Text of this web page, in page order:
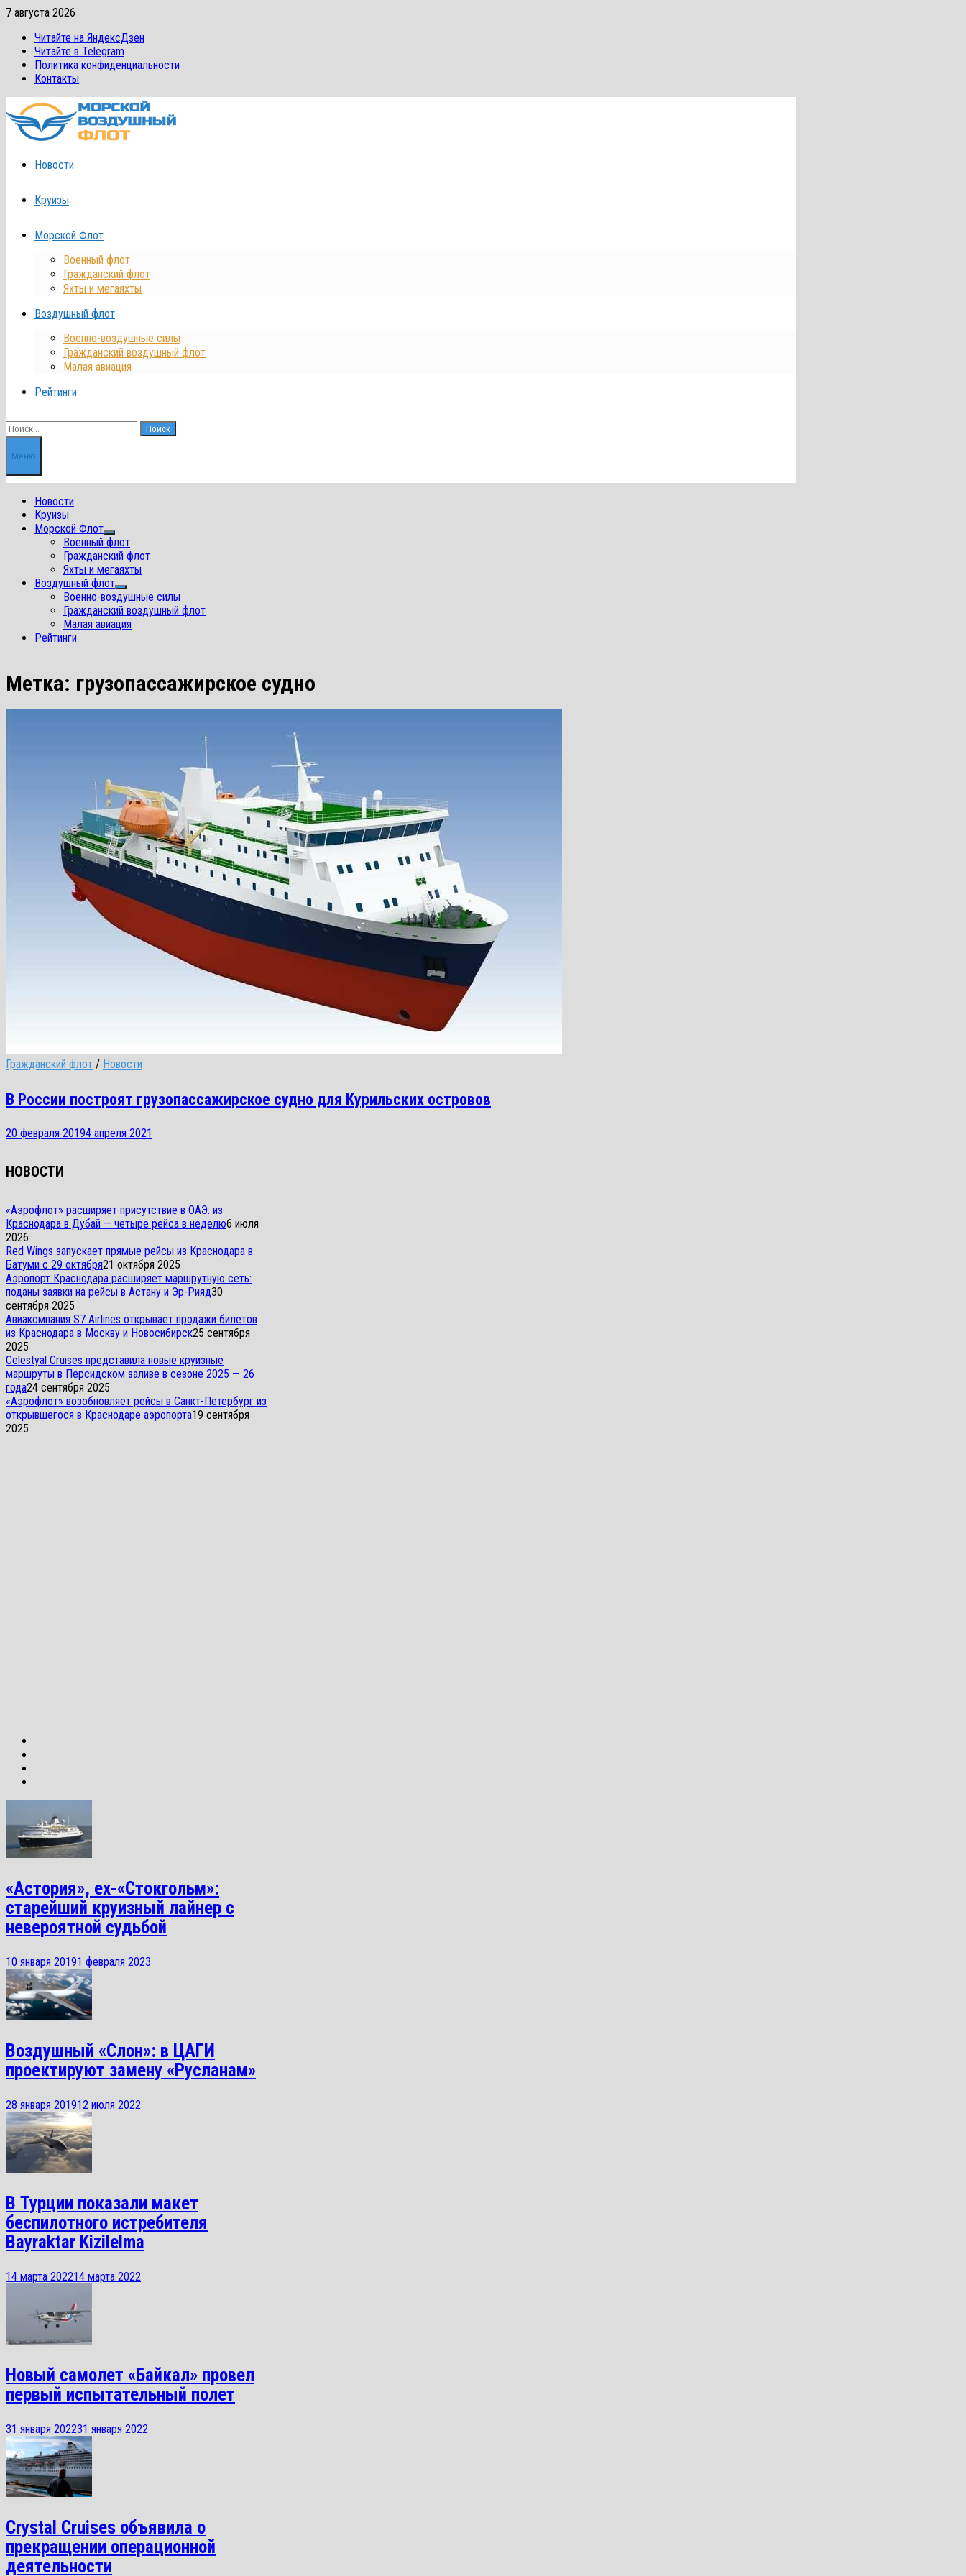
Перейти
содержимому
7 августа 2026
Читайте на ЯндексДзен
Читайте в Telegram
Политика конфиденциальности
Контакты
Новости
Круизы
Морской Флот
Военный флот
Гражданский флот
Яхты и мегаяхты
Воздушный флот
Военно-воздушные силы
Гражданский воздушный флот
Малая авиация
Рейтинги
Найти:
Меню
Новости
Круизы
Морской Флот
Показать
подменю
Военный флот
Гражданский флот
Яхты и мегаяхты
Воздушный флот
Показать
подменю
Военно-воздушные силы
Гражданский воздушный флот
Малая авиация
Рейтинги
Метка: грузопассажирское судно
Гражданский флот / Новости
В России построят грузопассажирское судно для Курильских островов
20 февраля 20194 апреля 2021
НОВОСТИ
«Аэрофлот» расширяет присутствие в ОАЭ: из
Краснодара в Дубай — четыре рейса в неделю6 июля
2026
Red Wings запускает прямые рейсы из Краснодара в
Батуми с 29 октября21 октября 2025
Аэропорт Краснодара расширяет маршрутную сеть:
поданы заявки на рейсы в Астану и Эр-Рияд30
сентября 2025
Авиакомпания S7 Airlines открывает продажи билетов
из Краснодара в Москву и Новосибирск25 сентября
2025
Celestyal Cruises представила новые круизные
маршруты в Персидском заливе в сезоне 2025 — 26
года24 сентября 2025
«Аэрофлот» возобновляет рейсы в Санкт-Петербург из
открывшегося в Краснодаре аэропорта19 сентября
2025
«Астория», ex-«Стокгольм»:
старейший круизный лайнер с
невероятной судьбой
10 января 20191 февраля 2023
Воздушный «Слон»: в ЦАГИ
проектируют замену «Русланам»
28 января 201912 июля 2022
В Турции показали макет
беспилотного истребителя
Bayraktar Kizilelma
14 марта 202214 марта 2022
Новый самолет «Байкал» провел
первый испытательный полет
31 января 202231 января 2022
Crystal Cruises объявила о
прекращении операционной
деятельности